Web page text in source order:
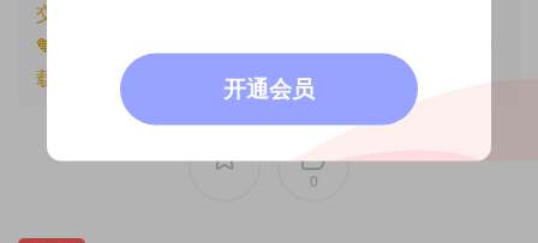
交工单处理。
🧡原文链接：
，转
载请注明出处。
0
开通会员